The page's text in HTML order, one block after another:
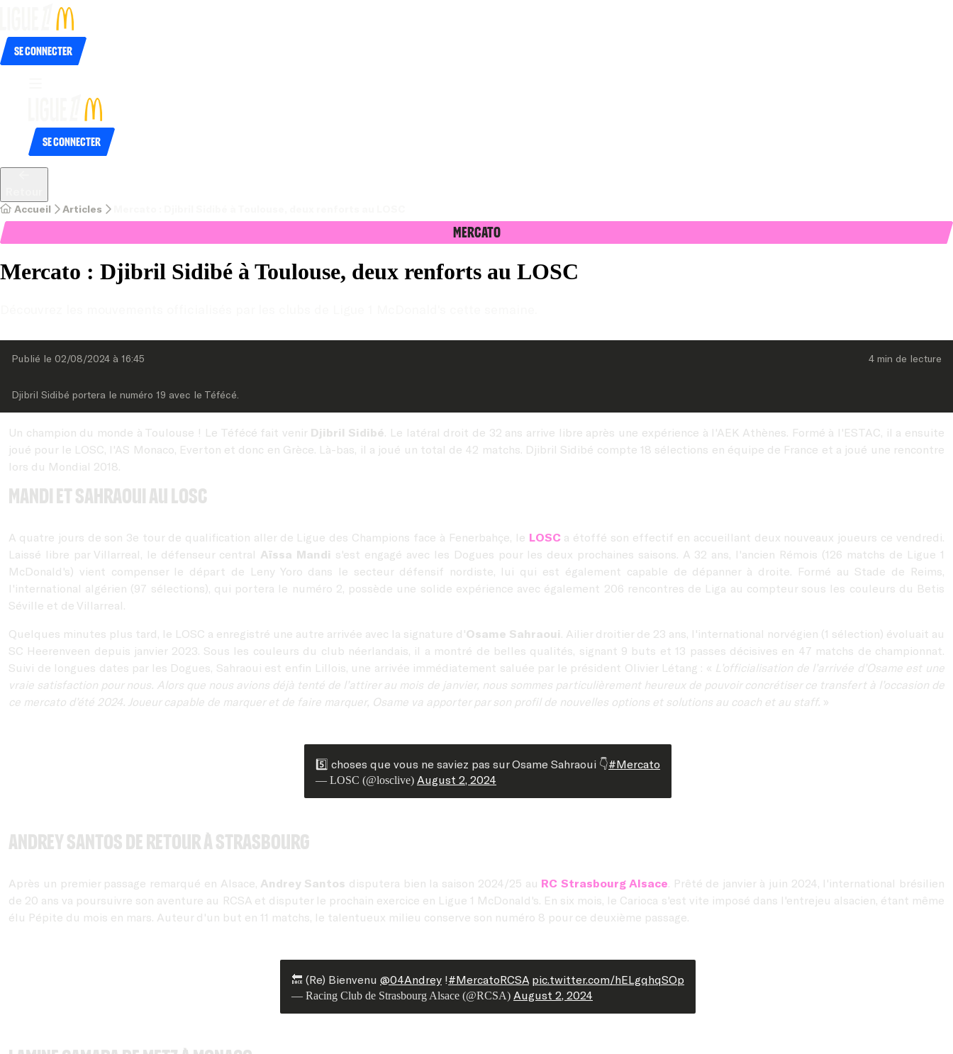
Se connecter
Se connecter
Accueil Articles
Mercato
Mercato : Djibril Sidibé à Toulouse, deux renforts au LOSC
Publié le 02/08/2024 à 16:45 4 min de lecture
Djibril Sidibé portera le numéro 19 avec le Téfécé.
Un champion du monde à Toulouse ! Le Téfécé fait venir Djibril Sidibé. Le latéral droit de 32 ans arrive libre après une expérience à l'AEK Athènes. Formé à l'ESTAC, il a ensuite
joué pour le LOSC, l'AS Monaco, Everton et donc en Grèce. Là-bas, il a joué un total de 42 matchs. Djibril Sidibé compte 18 sélections en équipe de France et a joué une rencontre
lors du Mondial 2018.
Mandi et Sahraoui au LOSC
A quatre jours de son 3e tour de qualification aller de Ligue des Champions face à Fenerbahçe, le LOSCa étoffé son effectif en accueillant deux nouveaux joueurs ce vendredi.
Laissé libre par Villarreal, le défenseur central Aïssa Mandi s'est engagé avec les Dogues pour les deux prochaines saisons. A 32 ans, l'ancien Rémois (126 matchs de Ligue 1
McDonald's) vient compenser le départ de Leny Yoro dans le secteur défensif nordiste, lui qui est également capable de dépanner à droite. Formé au Stade de Reims,
l'international algérien (97 sélections), qui portera le numéro 2, possède une solide expérience avec également 206 rencontres de Liga au compteur sous les couleurs du Betis
Séville et de Villarreal.
Quelques minutes plus tard, le LOSC a enregistré une autre arrivée avec la signature d'Osame Sahraoui. Ailier droitier de 23 ans, l'international norvégien (1 sélection) évoluait au
SC Heerenveen depuis janvier 2023. Sous les couleurs du club néerlandais, il a montré de belles qualités, signant 9 buts et 13 passes décisives en 47 matchs de championnat.
Suivi de longues dates par les Dogues, Sahraoui est enfin Lillois, une arrivée immédiatement saluée par le président Olivier Létang : « L’officialisation de l’arrivée d’Osame est une
vraie satisfaction pour nous. Alors que nous avions déjà tenté de l’attirer au mois de janvier, nous sommes particulièrement heureux de pouvoir concrétiser ce transfert à l’occasion de
ce mercato d’été 2024. Joueur capable de marquer et de faire marquer, Osame va apporter par son profil de nouvelles options et solutions au coach et au staff. »
5️⃣ choses que vous ne saviez pas sur Osame Sahraoui 👇#Mercato
— LOSC (@losclive) August 2, 2024
Andrey Santos de retour à Strasbourg
Après un premier passage remarqué en Alsace, Andrey Santos disputera bien la saison 2024/25 au RC Strasbourg Alsace. Prêté de janvier à juin 2024, l'international brésilien
de 20 ans va poursuivre son aventure au RCSA et disputer le prochain exercice en Ligue 1 McDonald's. En six mois, le Carioca s'est vite imposé dans l'entrejeu alsacien, étant même
élu Pépite du mois en mars. Auteur d'un but en 11 matchs, le talentueux milieu conserve son numéro 8 pour ce deuxième passage.
🔙 (Re) Bienvenu @04Andrey !#MercatoRCSA pic.twitter.com/hELgqhqSOp
— Racing Club de Strasbourg Alsace (@RCSA) August 2, 2024